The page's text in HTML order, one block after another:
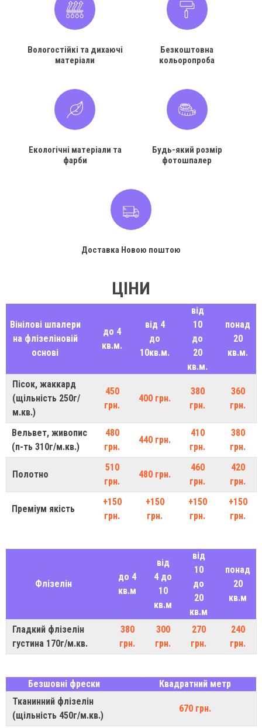
Вологостійкі та дихаючі
матеріали
Безкоштовна
кольоропроба
Екологічні матеріали та
фарби
Будь-який розмір
фотошпалер
Доставка Новою поштою
ЦІНИ
Вінілові шпалери
на флізеліновій
основі
до 4
кв.м.
від 4
до
10кв.м.
від
10
до
20
кв.м.
понад
20
кв.м.
Пісок, жаккард
(щільність 250г/
м.кв.)
450
грн.
400 грн.
380
грн.
360
грн.
Вельвет, живопис
(п-ть 310г/м.кв.)
480
грн.
440 грн.
410
грн.
380
грн.
Полотно
510
грн.
480 грн.
460
грн.
420
грн.
Преміум якість
+150
грн.
+150
грн.
+150
грн.
+150
грн.
Флізелін
до 4
кв.м
від
4 до
10
кв.м
від
10
до
20
кв.м
понад
20
кв.м
Гладкий флізелін
густина 170г/м.кв.
380
грн.
300
грн.
270
грн.
240
грн.
Безшовні фрески
Квадратний метр
Тканинний флізелін
(щільність 450г/м.кв.)
670 грн.